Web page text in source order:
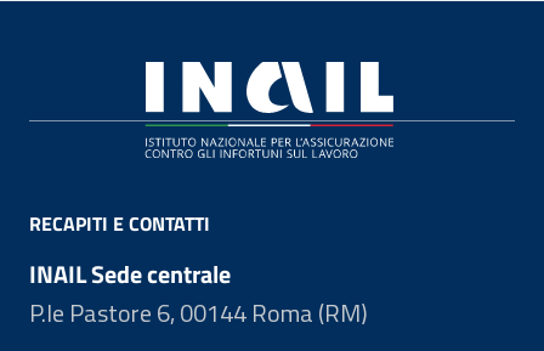
RECAPITI E CONTATTI
INAIL Sede centrale
P.le Pastore 6, 00144 Roma (RM)